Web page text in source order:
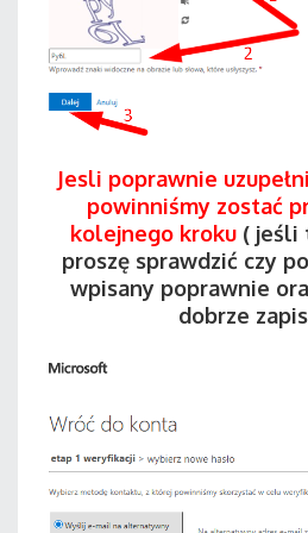
Jesli poprawnie
powinniśmy zostać
kolejnego kroku( jeśli
proszę sprawdzić czy
wpisany poprawnie
dobrze